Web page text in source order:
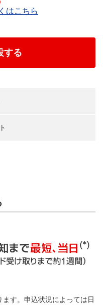
はこちら
する
す。申込状況によっては日